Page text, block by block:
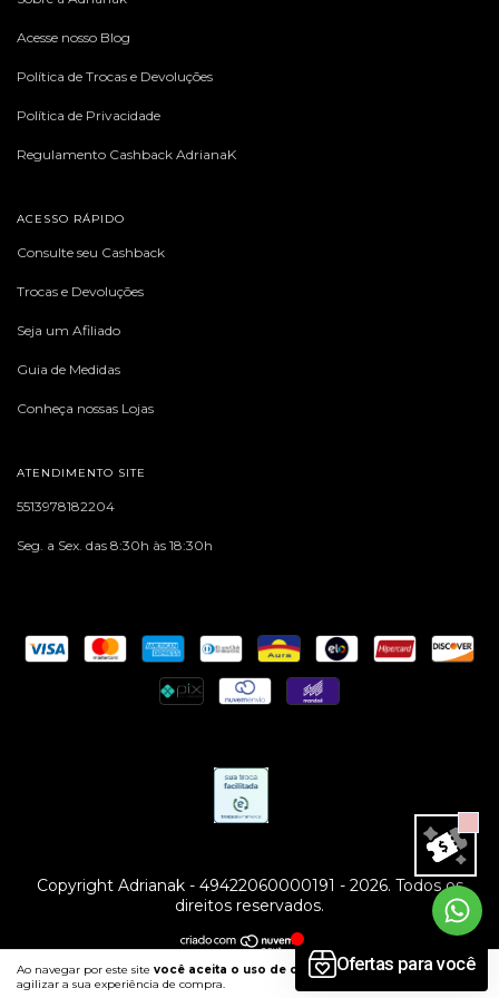
Ao navegar por este site você aceita o uso de cookiespara
agilizar a sua experiência de compra.
Acesse nosso Blog
Política de Trocas e Devoluções
Política de Privacidade
Regulamento Cashback AdrianaK
ACESSO RÁPIDO
Consulte seu Cashback
Trocas e Devoluções
Seja um Afiliado
Guia de Medidas
Conheça nossas Lojas
ATENDIMENTO SITE
5513978182204
Seg. a Sex. das 8:30h às 18:30h
Copyright Adrianak - 49422060000191 - 2026. Todos os
direitos reservados.